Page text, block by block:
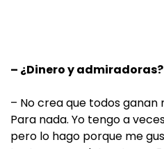
– ¿Dinero y admiradoras?
– No crea que todos ganan
Para nada. Yo tengo a
pero lo hago porque me